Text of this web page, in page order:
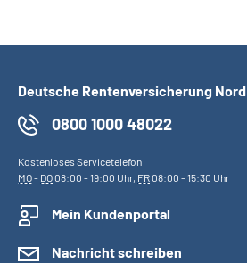
Deutsche Rentenversicherung Nord
0800 1000 48022
Kostenloses Servicetelefon
MO- DO08:00 - 19:00 Uhr, FR08:00 - 15:30 Uhr
Mein Kundenportal
Nachricht schreiben